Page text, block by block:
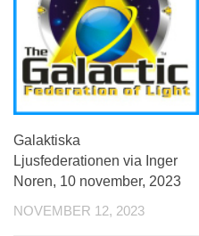
Galaktiska
Ljusfederationen via Inger
Noren, 10 november, 2023
NOVEMBER 12, 2023